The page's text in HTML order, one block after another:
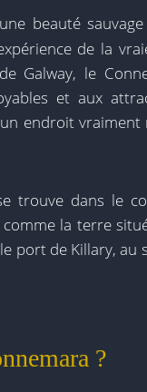
beauté
de la
Galway, le
et aux
endroit
trouve dans le
la terre
port de Killary, au
?